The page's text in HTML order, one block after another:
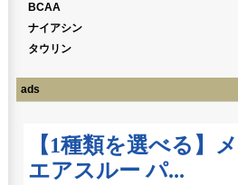
BCAA
ナイアシン
タウリン
ads